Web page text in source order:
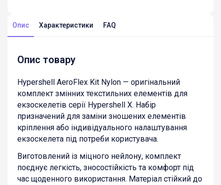
Опис Характеристики FAQ
Опис товару
Hypershell AeroFlex Kit Nylon — оригінальний
комплект змінних текстильних елементів для
екзоскелетів серії Hypershell X. Набір
призначений для заміни зношених елементів
кріплення або індивідуального налаштування
екзоскелета під потреби користувача.
Виготовлений із міцного нейлону, комплект
поєднує легкість, зносостійкість та комфорт під
час щоденного використання. Матеріал стійкий до